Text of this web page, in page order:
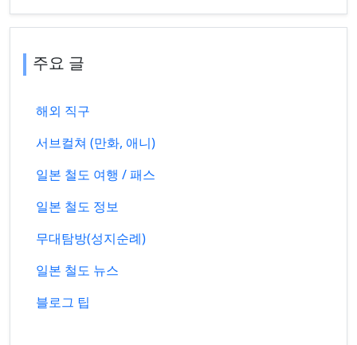
주요 글
해외 직구
서브컬쳐 (만화, 애니)
일본 철도 여행 / 패스
일본 철도 정보
무대탐방(성지순례)
일본 철도 뉴스
블로그 팁